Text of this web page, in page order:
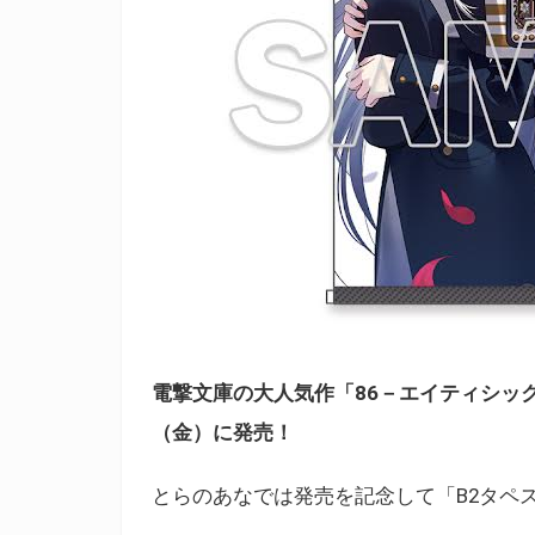
電撃文庫の大人気作「86－エイティシ
（金）に発売！
とらのあなでは発売を記念して「B2タ